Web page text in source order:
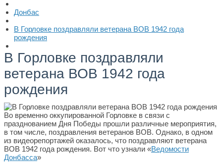
Донбас
В Горловке поздравляли ветерана ВОВ 1942 года
рождения
В Горловке поздравляли
ветерана ВОВ 1942 года
рождения
Во временно оккупированной Горловке в связи с
празднованием Дня Победы прошли различные мероприятия,
в том числе, поздравления ветеранов ВОВ. Однако, в одном
из видеорепортажей оказалось, что поздравляют ветерана
ВОВ 1942 года рождения. Вот что узнали «Ведомости
Донбасса»